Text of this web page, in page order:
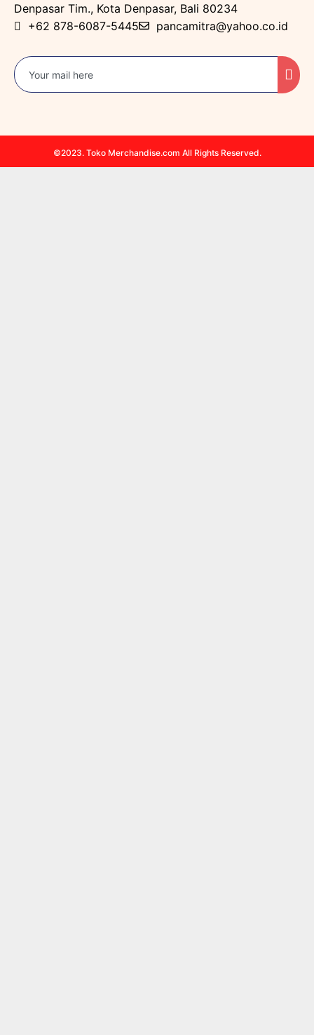
Denpasar Tim., Kota Denpasar, Bali 80234
+62 878-6087-5445
pancamitra@yahoo.co.id
©2023. Toko Merchandise.com All Rights Reserved.